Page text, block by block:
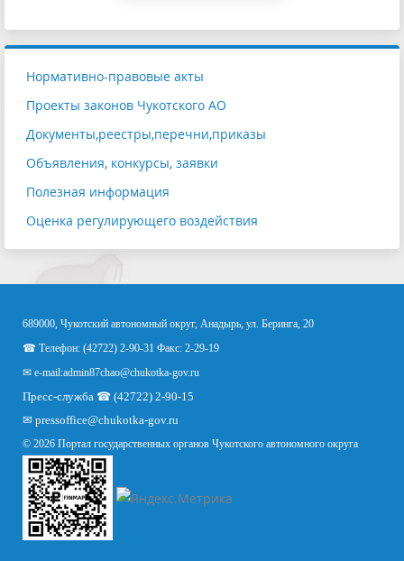
Нормативно-правовые акты
Проекты законов Чукотского АО
Документы,реестры,перечни,приказы
Объявления, конкурсы, заявки
Полезная информация
Оценка регулирующего воздействия
689000, Чукотский автономный округ, Анадырь, ул. Беринга, 20
☎ Телефон: (42722) 2-90-31 Факс: 2-29-19
✉ e-mail:admin87chao@chukotka-gov.ru
Пресс-служба ☎ (42722) 2-90-15
✉ pressoffice@chukotka-gov.ru
© 2026 Портал государственных органов Чукотского автономного округа